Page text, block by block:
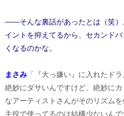
――そんな裏話があったとは（笑）
イントを抑えてるから、セカンド
くなるのかな。
まさみ 「『大っ嫌い』に入れたド
絶妙にダサいんですけど、絶妙に
なアーティストさんがそのリズムを
主役で使ってるのは結構少ないんで